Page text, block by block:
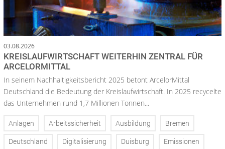
03.08.2026
KREISLAUFWIRTSCHAFT WEITERHIN ZENTRAL FÜR
ARCELORMITTAL
In seinem Nachhaltigkeitsbericht 2025 betont ArcelorMittal
Deutschland die Bedeutung der Kreislaufwirtschaft. In 2025 recycelte
das Unternehmen rund 1,7 Millionen Tonnen...
Anlagen Arbeitssicherheit Ausbildung Bremen
Deutschland Digitalisierung Duisburg Emissionen